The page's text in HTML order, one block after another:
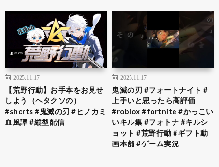
2025.11.17
【荒野行動】お手本をお見せ
しよう（ヘタクソの）
#shorts #鬼滅の刃 #ヒノカミ
血風譚 #縦型配信
2025.11.17
鬼滅の刃 #フォートナイト #
上手いと思ったら高評価
#roblox #fortnite #かっこい
いキル集 #フォトナ #キルシ
ョット #荒野行動 #ギフト動
画本舗 #ゲーム実況